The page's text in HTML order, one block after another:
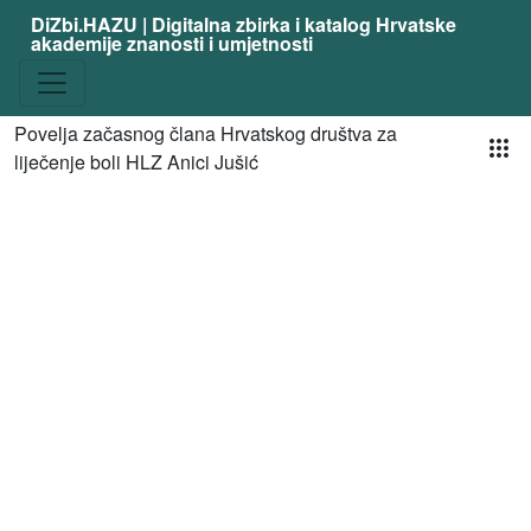
DiZbi.HAZU | Digitalna zbirka i katalog Hrvatske
akademije znanosti i umjetnosti
Povelja začasnog člana Hrvatskog društva za
liječenje boli HLZ Anici Jušić